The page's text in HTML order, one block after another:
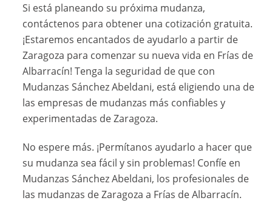
Si está planeando su próxima mudanza,
contáctenos para obtener una cotización gratuita.
¡Estaremos encantados de ayudarlo a partir de
Zaragoza para comenzar su nueva vida en Frías de
Albarracín! Tenga la seguridad de que con
Mudanzas Sánchez Abeldani, está eligiendo una de
las empresas de mudanzas más confiables y
experimentadas de Zaragoza.
No espere más. ¡Permítanos ayudarlo a hacer que
su mudanza sea fácil y sin problemas! Confíe en
Mudanzas Sánchez Abeldani, los profesionales de
las mudanzas de Zaragoza a Frías de Albarracín.